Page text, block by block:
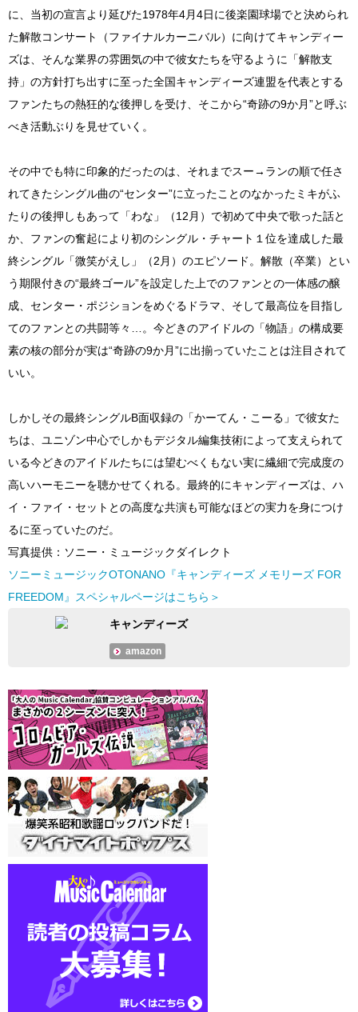
に、当初の宣言より延びた1978年4月4日に後楽園球場でと決められ
た解散コンサート（ファイナルカーニバル）に向けてキャンディー
ズは、そんな業界の雰囲気の中で彼女たちを守るように「解散支
持」の方針打ち出すに至った全国キャンディーズ連盟を代表とする
ファンたちの熱狂的な後押しを受け、そこから“奇跡の9か月”と呼ぶ
べき活動ぶりを見せていく。
その中でも特に印象的だったのは、それまでスー→ランの順で任さ
れてきたシングル曲の“センター”に立ったことのなかったミキがふ
たりの後押しもあって「わな」（12月）で初めて中央で歌った話と
か、ファンの奮起により初のシングル・チャート１位を達成した最
終シングル「微笑がえし」（2月）のエピソード。解散（卒業）とい
う期限付きの“最終ゴール”を設定した上でのファンとの一体感の醸
成、センター・ポジションをめぐるドラマ、そして最高位を目指し
てのファンとの共闘等々…。今どきのアイドルの「物語」の構成要
素の核の部分が実は“奇跡の9か月”に出揃っていたことは注目されて
いい。
しかしその最終シングルB面収録の「かーてん・こーる」で彼女た
ちは、ユニゾン中心でしかもデジタル編集技術によって支えられて
いる今どきのアイドルたちには望むべくもない実に繊細で完成度の
高いハーモニーを聴かせてくれる。最終的にキャンディーズは、ハ
イ・ファイ・セットとの高度な共演も可能なほどの実力を身につけ
るに至っていたのだ。
写真提供：ソニー・ミュージックダイレクト
ソニーミュージックOTONANO『キャンディーズ メモリーズ FOR
FREEDOM』スペシャルページはこちら＞
キャンディーズ
amazon